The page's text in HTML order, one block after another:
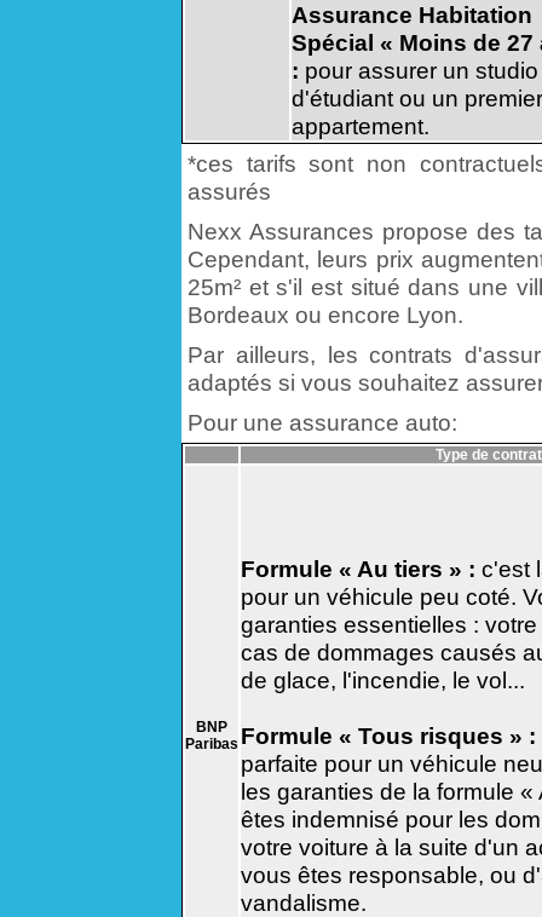
Assurance Habitation
Spécial « Moins de 27
: pour assurer un studio
d'étudiant ou un premier
appartement.
*ces tarifs sont non
assurés
Nexx Assurances propose des
Cependant, leurs prix
25m² et s'il est situé dans une
Bordeaux ou encore Lyon.
Par ailleurs, les contrats
adaptés si vous souhaitez
Pour une assurance auto:
Type de contrat
BNP
Paribas
Formule « Au tiers » : c'est
pour un véhicule peu coté.
garanties essentielles :
cas de dommages causés
de glace, l'incendie, le vol...
Formule « Tous risques » :
parfaite pour un véhicule
les garanties de la formule «
êtes indemnisé pour les
votre voiture à la suite d'un
vous êtes responsable, ou
vandalisme.